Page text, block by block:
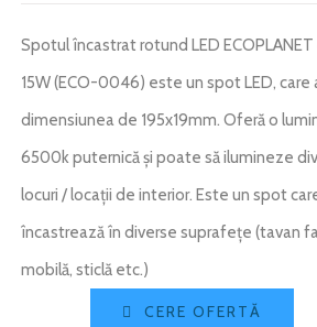
Spotul încastrat rotund LED
15W (ECO-0046) este un spot LED, care
dimensiunea de 195x19mm. Oferă o
6500k puternică și poate să ilumineze
locuri / locații de interior. Este un spot
încastrează în diverse suprafețe (tavan
mobilă, sticlă etc.)
CERE OFERTĂ